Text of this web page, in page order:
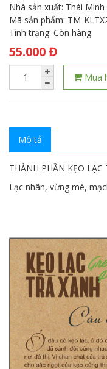
Nhà sản xuất: Thái Minh
Mã sản phẩm: TM-
Tình trạng: Còn hàng
55.000 Đ
Mua
Mô tả
THÀNH PHẦN KẸO LẠC
Lạc nhân, vừng mè,